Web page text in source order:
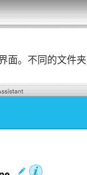
。不同的文件夹